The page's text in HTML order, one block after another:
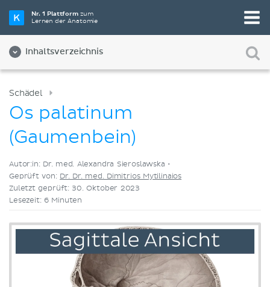
Nr. 1 Plattformzum
Lernen der Anatomie
Inhaltsverzeichnis
Wähle die beste Lernmethode für dich
Videos
Schädel
Os palatinum
(Gaumenbein)
Autor:in: Dr. med. Alexandra Sieroslawska •
Geprüft von: Dr. Dr. med. Dimitrios Mytilinaios
Zuletzt geprüft: 30. Oktober 2023
Lesezeit: 6 Minuten